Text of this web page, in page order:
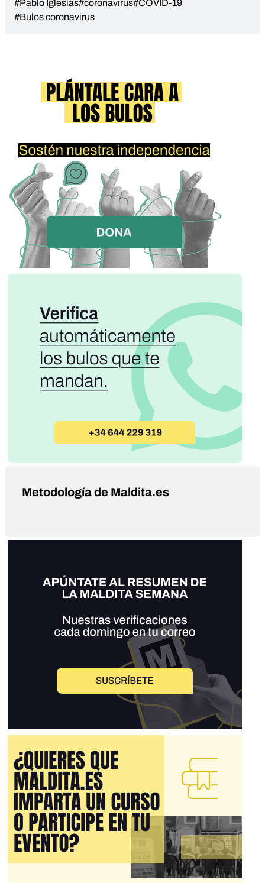
#Pablo Iglesias#coronavirus#COVID-19
#Bulos coronavirus
Metodología de Maldita.es